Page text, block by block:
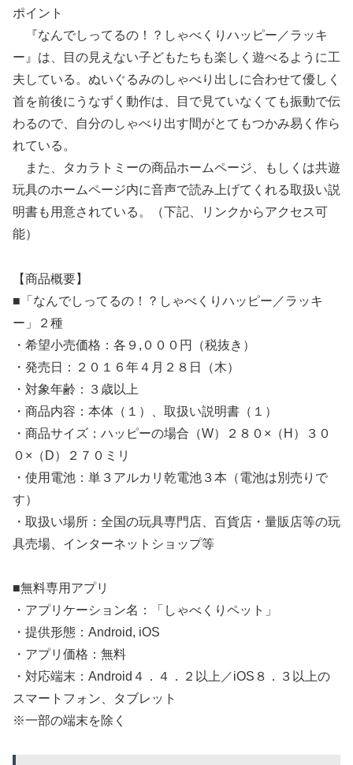
ポイント
『なんでしってるの！？しゃべくりハッピー／ラッキ
ー』は、目の見えない子どもたちも楽しく遊べるように工
夫している。ぬいぐるみのしゃべり出しに合わせて優しく
首を前後にうなずく動作は、目で見ていなくても振動で伝
わるので、自分のしゃべり出す間がとてもつかみ易く作ら
れている。
また、タカラトミーの商品ホームページ、もしくは共遊
玩具のホームページ内に音声で読み上げてくれる取扱い説
明書も用意されている。（下記、リンクからアクセス可
能）
【商品概要】
■「なんでしってるの！？しゃべくりハッピー／ラッキ
ー」２種
・希望小売価格：各９,０００円（税抜き）
・発売日：２０１６年４月２８日（木）
・対象年齢：３歳以上
・商品内容：本体（１）、取扱い説明書（１）
・商品サイズ：ハッピーの場合（W）２８０×（H）３０
０×（D）２７０ミリ
・使用電池：単３アルカリ乾電池３本（電池は別売りで
す）
・取扱い場所：全国の玩具専門店、百貨店・量販店等の玩
具売場、インターネットショップ等
■無料専用アプリ
・アプリケーション名：「しゃべくりペット」
・提供形態：Android, iOS
・アプリ価格：無料
・対応端末：Android４．４．２以上／iOS８．３以上の
スマートフォン、タブレット
※一部の端末を除く